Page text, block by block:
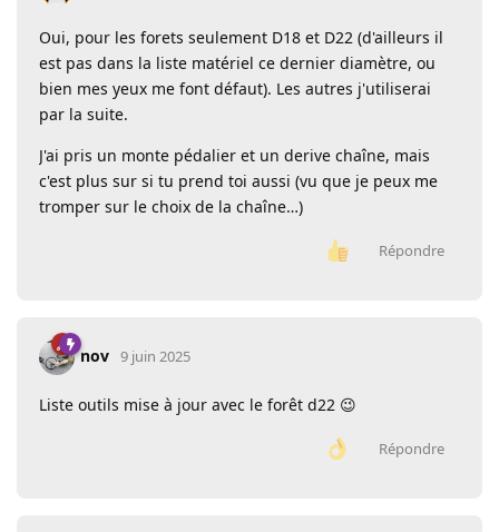
Oui, pour les forets seulement D18 et D22 (d'ailleurs il
est pas dans la liste matériel ce dernier diamètre, ou
bien mes yeux me font défaut). Les autres j'utiliserai
par la suite.
J'ai pris un monte pédalier et un derive chaîne, mais
c'est plus sur si tu prend toi aussi (vu que je peux me
tromper sur le choix de la chaîne…)
Répondre
nov 9 juin 2025
Liste outils mise à jour avec le forêt d22 😉
Répondre